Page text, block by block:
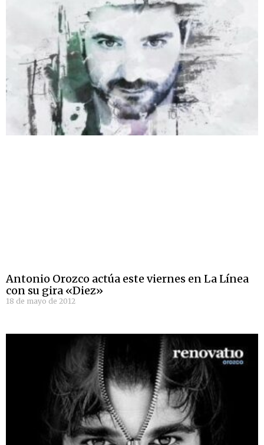
Antonio Orozco actúa este viernes en La Línea
con su gira «Diez»
18 de mayo de 2012